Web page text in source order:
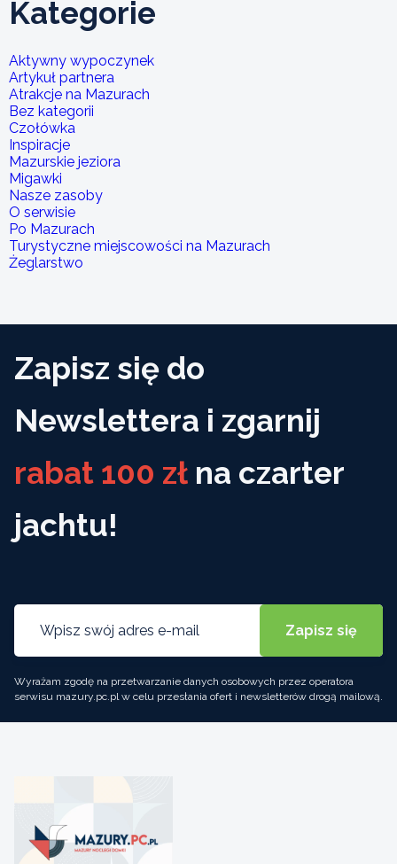
Kategorie
Aktywny wypoczynek
Artykuł partnera
Atrakcje na Mazurach
Bez kategorii
Czołówka
Inspiracje
Mazurskie jeziora
Migawki
Nasze zasoby
O serwisie
Po Mazurach
Turystyczne miejscowości na Mazurach
Żeglarstwo
Zapisz się do
Newslettera i zgarnij
rabat 100 zł na czarter
jachtu!
Wyrażam zgodę na przetwarzanie danych osobowych przez operatora
serwisu mazury.pc.pl w celu przesłania ofert i newsletterów drogą mailową.